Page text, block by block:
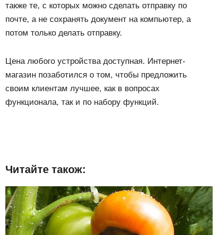
также те, с которых можно сделать отправку по
почте, а не сохранять документ на компьютер, а
потом только делать отправку.
Цена любого устройства доступная. Интернет-
магазин позаботился о том, чтобы предложить
своим клиентам лучшее, как в вопросах
функционала, так и по набору функций.
Читайте також: